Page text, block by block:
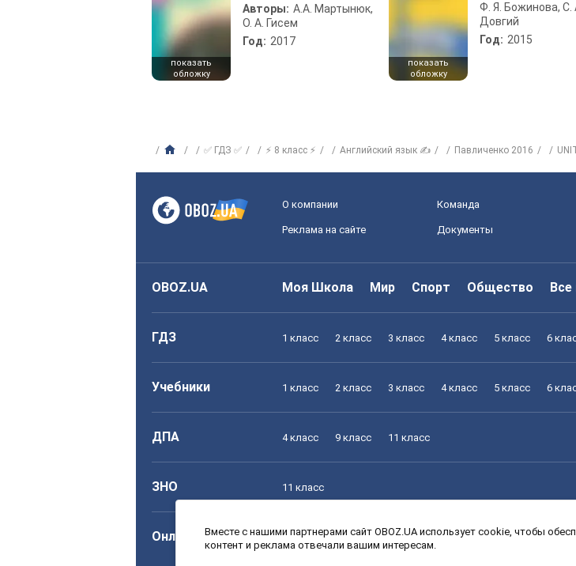
показать
обложку
Авторы: А.А. Мартынюк,
О. А. Гисем
Год: 2017
показать
обложку
Ф. Я. Божинова, С.
Довгий
Год: 2015
✅ ГДЗ ✅ ⚡ 8 класс ⚡ Английский язык ✍ Павличенко 2016
О компании Команда
Реклама на сайте Документы
OBOZ.UA Моя Школа Мир Спорт Общество Все
ГДЗ 1 класс 2 класс 3 класс 4 класс 5 класс 6
Учебники 1 класс 2 класс 3 класс 4 класс 5 класс 6
ДПА 4 класс 9 класс 11 класс
ЗНО 11 класс
Онлайн уроки 1 класс 2 класс 3 класс 4 класс 5 класс 6
Вместе с нашими партнерами сайт OBOZ.UA использует cookie, чтобы
контент и реклама отвечали вашим интересам.